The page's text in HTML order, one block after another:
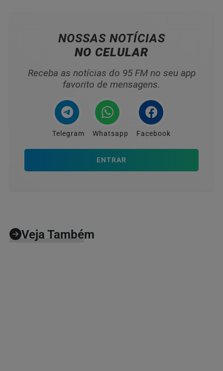
NOSSAS NOTÍCIAS
NO CELULAR
Receba as notícias do 95 FM no seu app
favorito de mensagens.
Telegram Whatsapp Facebook
ENTRAR
Veja Também